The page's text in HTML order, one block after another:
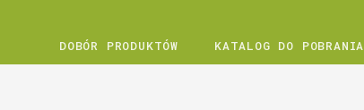
DOBÓR PRODUKTÓW KATALOG DO POBRANIA